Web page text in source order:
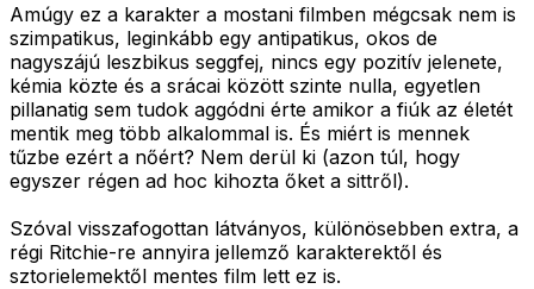
Amúgy ez a karakter a mostani filmben mégcsak nem is
szimpatikus, leginkább egy antipatikus, okos de
nagyszájú leszbikus seggfej, nincs egy pozitív jelenete,
kémia közte és a srácai között szinte nulla, egyetlen
pillanatig sem tudok aggódni érte amikor a fiúk az életét
mentik meg több alkalommal is. És miért is mennek
tűzbe ezért a nőért? Nem derül ki (azon túl, hogy
egyszer régen ad hoc kihozta őket a sittről).
Szóval visszafogottan látványos, különösebben extra, a
régi Ritchie-re annyira jellemző karakterektől és
sztorielemektől mentes film lett ez is.